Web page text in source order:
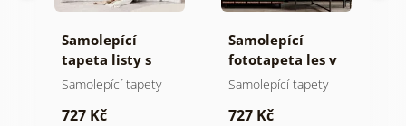
Samolepící
tapeta listy s
pastelovým
Samolepící tapety
727 Kč
Samolepící
fototapeta les v
mlze
Samolepící tapety
727 Kč